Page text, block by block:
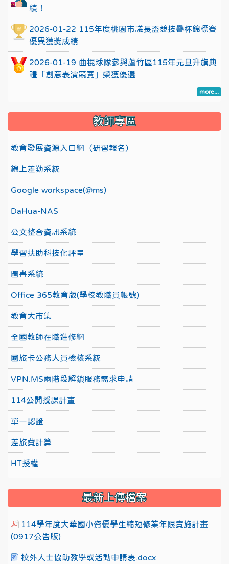
績！
2026-01-22 115年度桃園市議長盃競技疊杯錦標賽
優異獲獎成績
2026-01-19 曲棍球隊參與蘆竹區115年元旦升旗典
禮「創意表演競賽」榮獲優選
more...
教師專區
教育發展資源入口網（研習報名）
線上差勤系統
Google workspace(@ms)
DaHua-NAS
公文整合資訊系統
學習扶助科技化評量
圖書系統
Office 365教育版(學校教職員帳號)
教育大市集
全國教師在職進修網
國旅卡公務人員檢核系統
VPN.MS兩階段解鎖服務需求申請
114公開授課計畫
單一認證
差旅費計算
HT授權
最新上傳檔案
114學年度大華國小資優學生縮短修業年限實施計畫
(0917公告版)
校外人士協助教學或活動申請表.docx